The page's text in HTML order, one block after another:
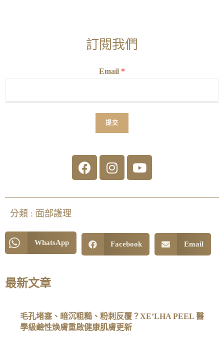
訂閱我們
Email *
提交
分類 : 面部護理
WhatsApp Facebook Email
最新文章
毛孔堵塞、暗沉粗糙、粉刺反覆？XE’LHA PEEL 醫
學級鹼性煥膚重啟健康肌膚更新